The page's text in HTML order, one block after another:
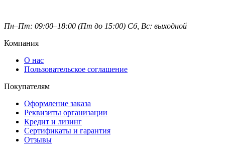
Пн–Пт: 09:00–18:00 (Пт до 15:00) Сб, Вс: выходной
Компания
О нас
Пользовательское соглашение
Покупателям
Оформление заказа
Реквизиты организации
Кредит и лизинг
Сертификаты и гарантия
Отзывы